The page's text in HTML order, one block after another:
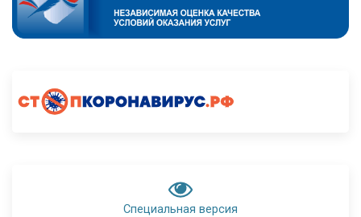
Специальная версия